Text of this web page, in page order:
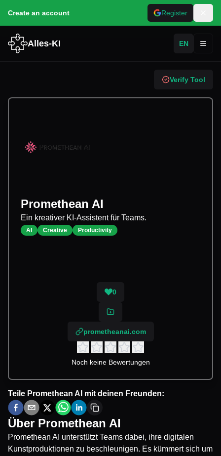
Create an account Register
Alles-KI EN
Verify Tool
Promethean AI
Ein kreativer KI-Assistent für Teams.
AI Creative Productivity
0
prometheanai.com
Noch keine Bewertungen
Teile Promethean AI mit deinen Freunden:
Über Promethean AI
Promethean AI unterstützt Teams dabei, ihre digitalen
Kunstproduktionen zu beschleunigen. Es kümmert sich um